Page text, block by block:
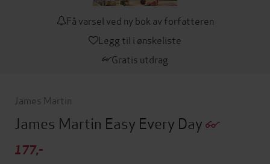
Få varsel ved ny bok av forfatteren
Legg til i ønskeliste
Gratis utdrag
James Martin
James Martin Easy Every Day
177,-